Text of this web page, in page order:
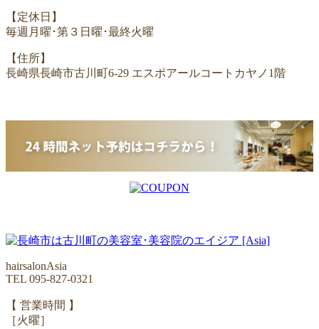
【定休日】
毎週月曜･第３日曜･最終火曜
【住所】
長崎県長崎市古川町6-29 エスポアールコートカヤノ1階
hairsalonAsia
TEL 095-827-0321
【 営業時間 】
［火曜］